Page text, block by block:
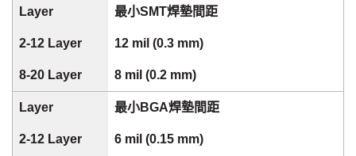
最小SMT焊墊間距
12 mil (0.3 mm)
8 mil (0.2 mm)
最小BGA焊墊間距
6 mil (0.15 mm)